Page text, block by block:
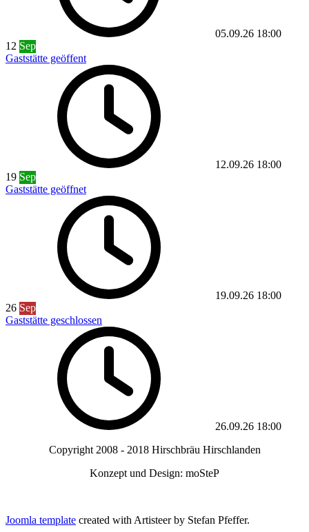
05.09.26 18:00
12 Sep
Gaststätte geöffent
12.09.26 18:00
19 Sep
Gaststätte geöffnet
19.09.26 18:00
26 Sep
Gaststätte geschlossen
26.09.26 18:00
Copyright 2008 - 2018 Hirschbräu Hirschlanden
Konzept und Design: moSteP
Joomla template created with Artisteer by Stefan Pfeffer.